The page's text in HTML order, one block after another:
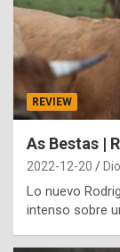
REVIEW
As Bestas |
2022-12-20
Lo nuevo
intenso sobre